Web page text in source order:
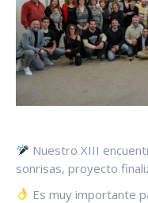
Nuestro XIII
sonrisas, proyecto
Es muy importante